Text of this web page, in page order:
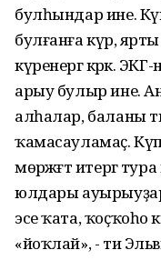
булһындар ине.
булғанға күрә,
күренергә кәрәк.
арыу булыр ине.
алһалар, баланы
ҡамасауламаҫ. Күп
мөрәжәғәт итергә
юлдары
эсе ҡата, ҡоҫҡоһо
«йоҡлай», - ти